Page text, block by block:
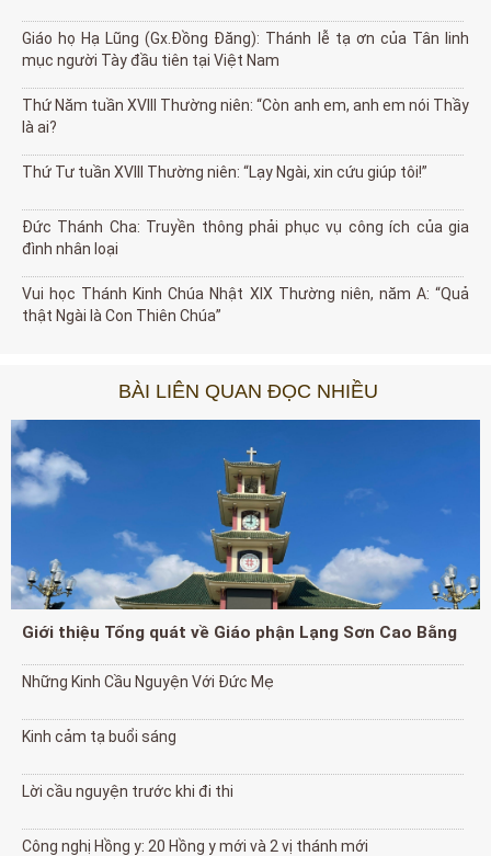
Giáo họ Hạ Lũng (Gx.Đồng Đăng): Thánh lễ tạ ơn của Tân linh
mục người Tày đầu tiên tại Việt Nam
Thứ Năm tuần XVIII Thường niên: “Còn anh em, anh em nói Thầy
là ai?
Thứ Tư tuần XVIII Thường niên: “Lạy Ngài, xin cứu giúp tôi!”
Đức Thánh Cha: Truyền thông phải phục vụ công ích của gia
đình nhân loại
Vui học Thánh Kinh Chúa Nhật XIX Thường niên, năm A: “Quả
thật Ngài là Con Thiên Chúa”
BÀI LIÊN QUAN ĐỌC NHIỀU
Giới thiệu Tổng quát về Giáo phận Lạng Sơn Cao Bằng
Những Kinh Cầu Nguyện Với Đức Mẹ
Kinh cảm tạ buổi sáng
Lời cầu nguyện trước khi đi thi
Công nghị Hồng y: 20 Hồng y mới và 2 vị thánh mới